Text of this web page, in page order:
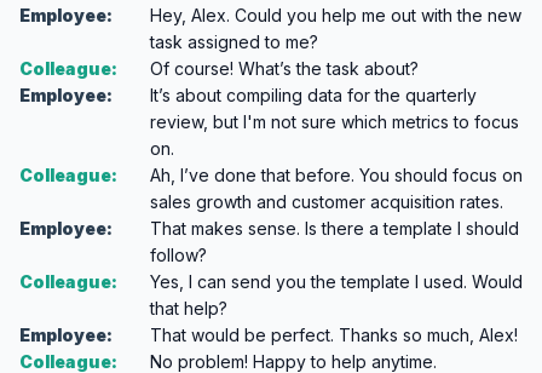
Employee:
Hey, Alex. Could you help me out with the new
task assigned to me?
Colleague:
Of course! What’s the task about?
Employee:
It’s about compiling data for the quarterly
review, but I'm not sure which metrics to focus
on.
Colleague:
Ah, I’ve done that before. You should focus on
sales growth and customer acquisition rates.
Employee:
That makes sense. Is there a template I should
follow?
Colleague:
Yes, I can send you the template I used. Would
that help?
Employee:
That would be perfect. Thanks so much, Alex!
Colleague:
No problem! Happy to help anytime.